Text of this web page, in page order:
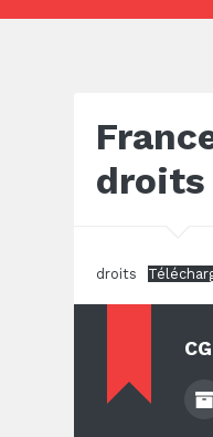
droits
droits